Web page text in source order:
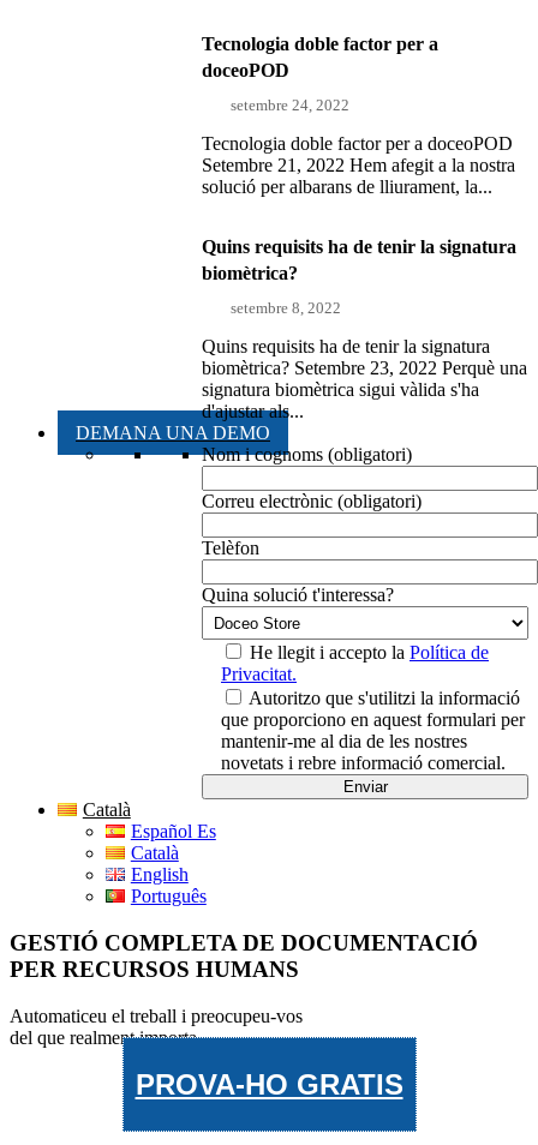
Tecnologia doble factor per a
doceoPOD
setembre 24, 2022
Tecnologia doble factor per a doceoPOD
Setembre 21, 2022 Hem afegit a la nostra
solució per albarans de lliurament, la...
Quins requisits ha de tenir la signatura
biomètrica?
setembre 8, 2022
Quins requisits ha de tenir la signatura
biomètrica? Setembre 23, 2022 Perquè una
signatura biomètrica sigui vàlida s'ha
d'ajustar als...
DEMANA UNA DEMO
Nom i cognoms (obligatori)
Correu electrònic (obligatori)
Telèfon
Quina solució t'interessa?
He llegit i accepto la Política de
Privacitat.
Autoritzo que s'utilitzi la informació
que proporciono en aquest formulari per
mantenir-me al dia de les nostres
novetats i rebre informació comercial.
Català
Español Es
Català
English
Português
GESTIÓ COMPLETA DE DOCUMENTACIÓ
PER RECURSOS HUMANS
Automaticeu el treball i preocupeu-vos
del que realment importa
PROVA-HO GRATIS